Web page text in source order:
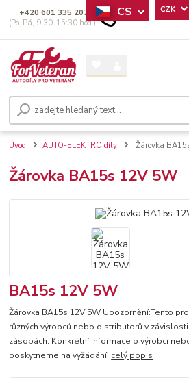
CS CZK
+420 601 335 207
(Po-Pá, 9:30-15:30 hod.)
Úvod AUTO-ELEKTRO díly Žárovka
Žárovka BA15s 12V 5W
BA15s 12V 5W
Žárovka BA15s 12V 5W Upozornění:Tento
různých výrobců nebo distributorů v
zásobách. Konkrétní informace o výrobci
poskytneme na vyžádání. celý popis